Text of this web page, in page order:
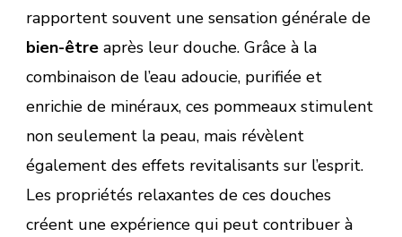
rapportent souvent une sensation générale de
bien-être après leur douche. Grâce à la
combinaison de l’eau adoucie, purifiée et
enrichie de minéraux, ces pommeaux stimulent
non seulement la peau, mais révèlent
également des effets revitalisants sur l’esprit.
Les propriétés relaxantes de ces douches
créent une expérience qui peut contribuer à